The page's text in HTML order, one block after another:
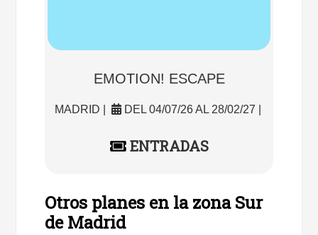
EMOTION! ESCAPE
MADRID | DEL 04/07/26 AL 28/02/27 |
ENTRADAS
Otros planes en la zona Sur
de Madrid